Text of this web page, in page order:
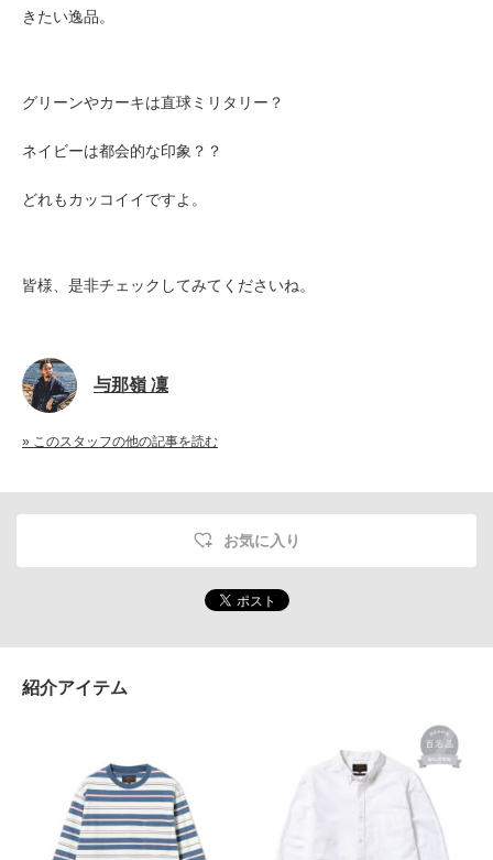
きたい逸品。
グリーンやカーキは直球ミリタリー？
ネイビーは都会的な印象？？
どれもカッコイイですよ。
皆様、是非チェックしてみてくださいね。
与那嶺 凜
» このスタッフの他の記事を読む
お気に入り
紹介アイテム